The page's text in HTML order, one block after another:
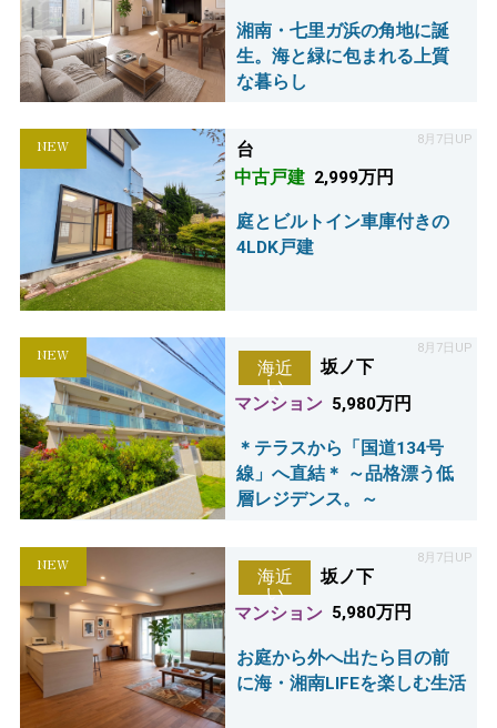
湘南・七里ガ浜の角地に誕
生。海と緑に包まれる上質
な暮らし
NEW 8月7日UP
台
中古戸建 2,999万円
庭とビルトイン車庫付きの
4LDK戸建
NEW 8月7日UP
海近
い
坂ノ下
マンション 5,980万円
＊テラスから「国道134号
線」へ直結＊ ～品格漂う低
層レジデンス。～
NEW 8月7日UP
海近
い
坂ノ下
マンション 5,980万円
お庭から外へ出たら目の前
に海・湘南LIFEを楽しむ生活